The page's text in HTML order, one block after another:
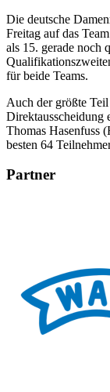
Die deutsche
Freitag auf das
als 15. gerade noch
für beide Teams.
Auch der größte
Direktausscheidung
Thomas Hasenfuss
besten 64
Partner